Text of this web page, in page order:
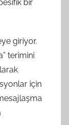
bir
giriyor.
terimini
için